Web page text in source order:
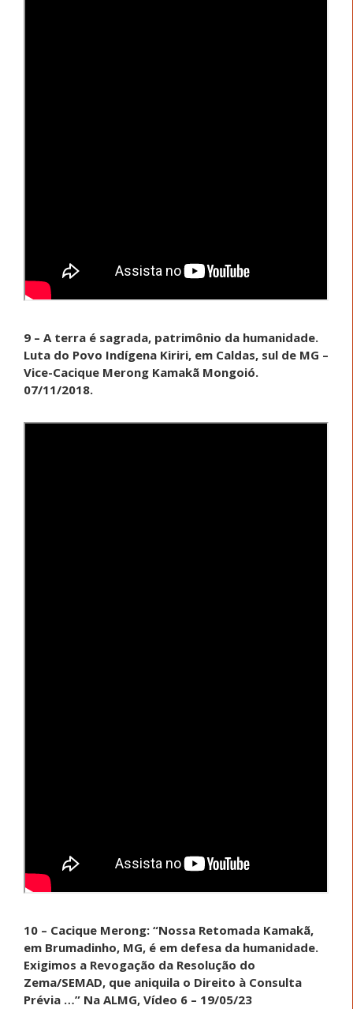
9 – A terra é sagrada, patrimônio da humanidade.
Luta do Povo Indígena Kiriri, em Caldas, sul de MG –
Vice-Cacique Merong Kamakã Mongoió.
07/11/2018.
10 – Cacique Merong: “Nossa Retomada Kamakã,
em Brumadinho, MG, é em defesa da humanidade.
Exigimos a Revogação da Resolução do
Zema/SEMAD, que aniquila o Direito à Consulta
Prévia …” Na ALMG, Vídeo 6 – 19/05/23